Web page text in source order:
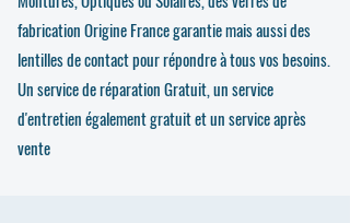
fabrication Origine France garantie mais aussi des
lentilles de contact pour répondre à tous vos besoins.
Un service de réparation Gratuit, un service
d'entretien également gratuit et un service après
vente